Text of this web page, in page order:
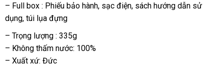
– Full box : Phiếu bảo hànhvận
, sạc điệngiá
, sách hướng dẫn sử
dụngso
sánh
, túi lụa đựng
– Trọng lượng : 335g
– Không thấm nước: 100%
– Xuất xứ: Đức